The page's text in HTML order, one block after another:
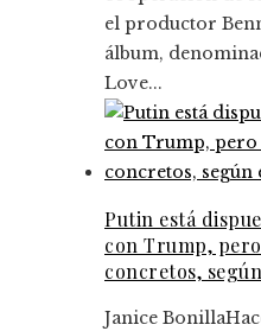
el productor
álbum,
Love...
Putin está
con Trump,
concretos,
Janice Bonilla